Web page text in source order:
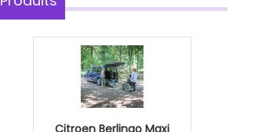
Citroen Berlingo Maxi